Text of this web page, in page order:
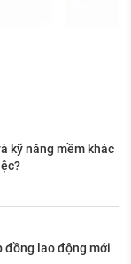
kỹ năng mềm khác
đồng lao động mới